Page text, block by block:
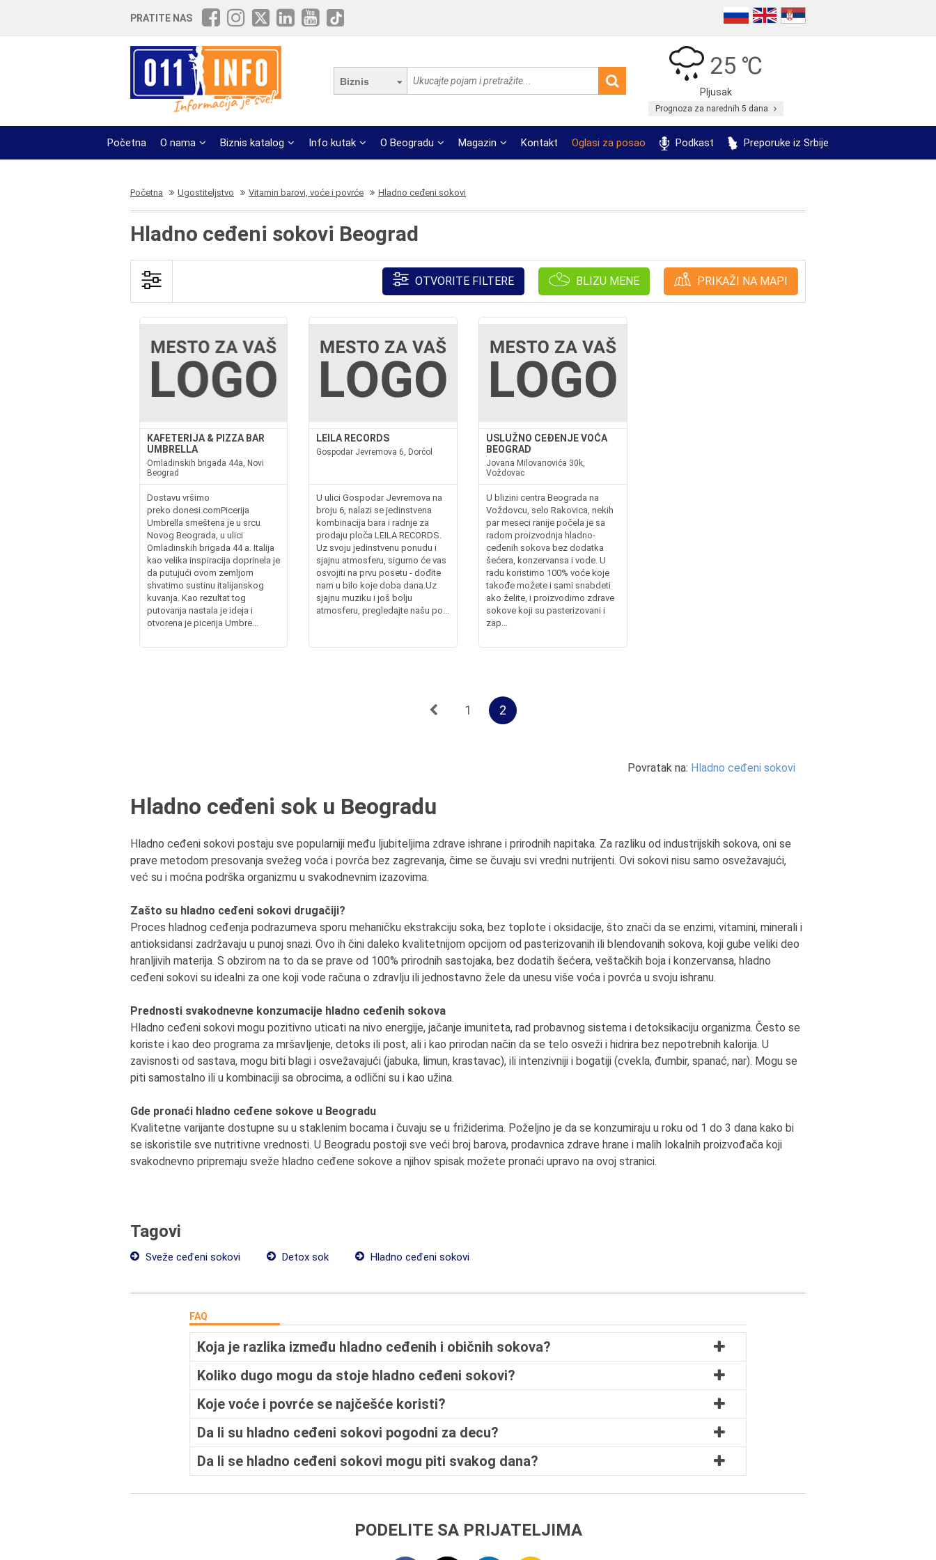
PRATITE NAS
Biznis
25 ℃
Pljusak
Prognoza za narednih 5 dana
Početna O nama Biznis katalog Info kutak O Beogradu Magazin Kontakt Oglasi za posao Podkast Preporuke iz Srbije
Početna Ugostiteljstvo Vitamin barovi, voće i povrće Hladno ceđeni sokovi
Hladno ceđeni sokovi Beograd
OTVORITE FILTERE BLIZU MENE PRIKAŽI NA MAPI
KAFETERIJA & PIZZA BAR
UMBRELLA
Omladinskih brigada 44a, Novi
Beograd
Dostavu vršimo
preko donesi.comPicerija
Umbrella smeštena je u srcu
Novog Beograda, u ulici
Omladinskih brigada 44 a. Italija
kao velika inspiracija doprinela je
da putujući ovom zemljom
shvatimo sustinu italijanskog
kuvanja. Kao rezultat tog
putovanja nastala je ideja i
otvorena je picerija Umbre...
LEILA RECORDS
Gospodar Jevremova 6, Dorćol
U ulici Gospodar Jevremova na
broju 6, nalazi se jedinstvena
kombinacija bara i radnje za
prodaju ploča LEILA RECORDS.
Uz svoju jedinstvenu ponudu i
sjajnu atmosferu, sigurno će vas
osvojiti na prvu posetu - dođite
nam u bilo koje doba dana.Uz
sjajnu muziku i još bolju
atmosferu, pregledajte našu po...
USLUŽNO CEĐENJE VOĆA
BEOGRAD
Jovana Milovanovića 30k,
Voždovac
U blizini centra Beograda na
Voždovcu, selo Rakovica, nekih
par meseci ranije počela je sa
radom proizvodnja hladno-
ceđenih sokova bez dodatka
šećera, konzervansa i vode. U
radu koristimo 100% voće koje
takođe možete i sami snabdeti
ako želite, i proizvodimo zdrave
sokove koji su pasterizovani i
zap...
1 2
Povratak na: Hladno ceđeni sokovi
Hladno ceđeni sok u Beogradu
Hladno ceđeni sokovi postaju sve popularniji među ljubiteljima zdrave ishrane i prirodnih napitaka. Za razliku od industrijskih sokova, oni se
prave metodom presovanja svežeg voća i povrća bez zagrevanja, čime se čuvaju svi vredni nutrijenti. Ovi sokovi nisu samo osvežavajući,
već su i moćna podrška organizmu u svakodnevnim izazovima.
Zašto su hladno ceđeni sokovi drugačiji?
Proces hladnog ceđenja podrazumeva sporu mehaničku ekstrakciju soka, bez toplote i oksidacije, što znači da se enzimi, vitamini, minerali i
antioksidansi zadržavaju u punoj snazi. Ovo ih čini daleko kvalitetnijom opcijom od pasterizovanih ili blendovanih sokova, koji gube veliki deo
hranljivih materija. S obzirom na to da se prave od 100% prirodnih sastojaka, bez dodatih šećera, veštačkih boja i konzervansa, hladno
ceđeni sokovi su idealni za one koji vode računa o zdravlju ili jednostavno žele da unesu više voća i povrća u svoju ishranu.
Prednosti svakodnevne konzumacije hladno ceđenih sokova
Hladno ceđeni sokovi mogu pozitivno uticati na nivo energije, jačanje imuniteta, rad probavnog sistema i detoksikaciju organizma. Često se
koriste i kao deo programa za mršavljenje, detoks ili post, ali i kao prirodan način da se telo osveži i hidrira bez nepotrebnih kalorija. U
zavisnosti od sastava, mogu biti blagi i osvežavajući (jabuka, limun, krastavac), ili intenzivniji i bogatiji (cvekla, đumbir, spanać, nar). Mogu se
piti samostalno ili u kombinaciji sa obrocima, a odlični su i kao užina.
Gde pronaći hladno ceđene sokove u Beogradu
Kvalitetne varijante dostupne su u staklenim bocama i čuvaju se u frižiderima. Poželjno je da se konzumiraju u roku od 1 do 3 dana kako bi
se iskoristile sve nutritivne vrednosti. U Beogradu postoji sve veći broj barova, prodavnica zdrave hrane i malih lokalnih proizvođača koji
svakodnevno pripremaju sveže hladno ceđene sokove a njihov spisak možete pronaći upravo na ovoj stranici.
Tagovi
Sveže ceđeni sokovi Detox sok Hladno ceđeni sokovi
FAQ
Koja je razlika između hladno ceđenih i običnih sokova?
Koliko dugo mogu da stoje hladno ceđeni sokovi?
Koje voće i povrće se najčešće koristi?
Da li su hladno ceđeni sokovi pogodni za decu?
Da li se hladno ceđeni sokovi mogu piti svakog dana?
PODELITE SA PRIJATELJIMA